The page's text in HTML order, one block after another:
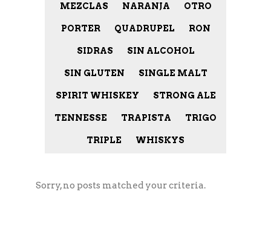
MEZCLAS NARANJA OTRO
PORTER QUADRUPEL RON
SIDRAS SIN ALCOHOL
SIN GLUTEN SINGLE MALT
SPIRIT WHISKEY STRONG ALE
TENNESSE TRAPISTA TRIGO
TRIPLE WHISKYS
Sorry, no posts matched your criteria.